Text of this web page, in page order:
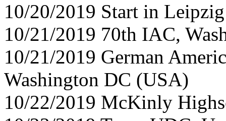
10/20/2019 Start in
10/21/2019 70th IAC,
10/21/2019 German
Washington DC (USA)
10/22/2019 McKinly